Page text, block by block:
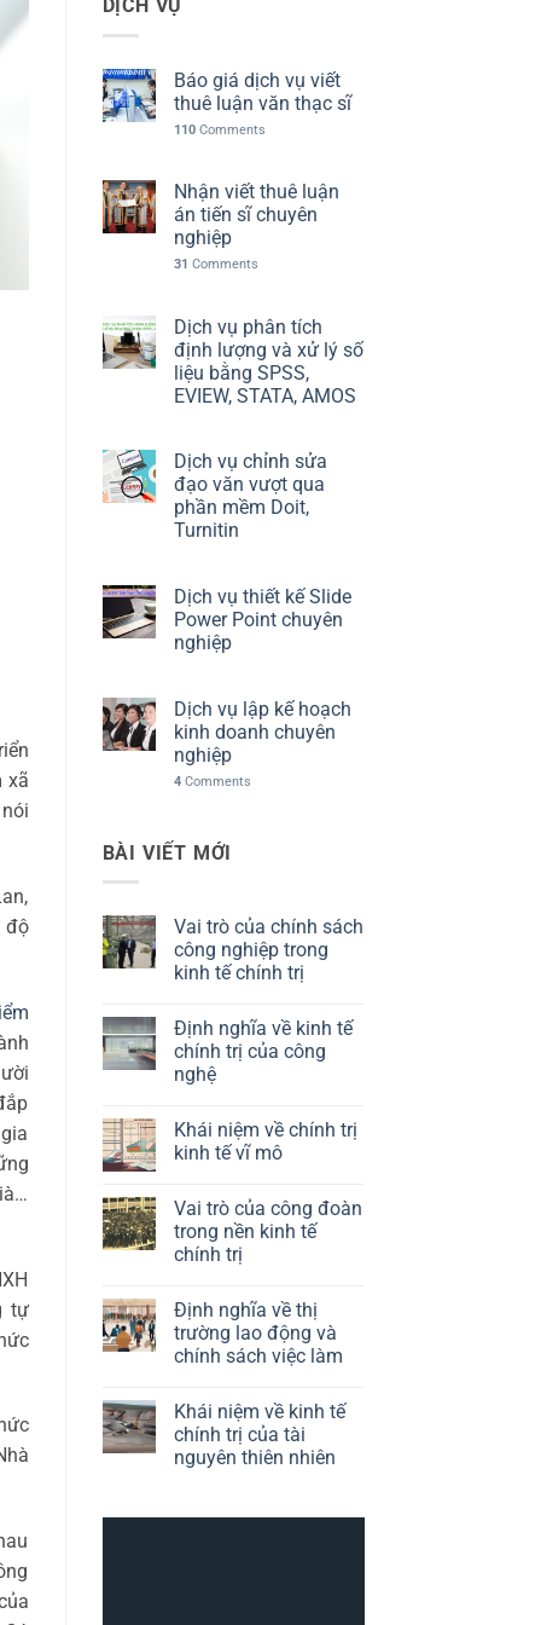
xã
độ
tự
DỊCH VỤ
Báo giá dịch vụ viết
thuê luận văn thạc sĩ
110Comments
Nhận viết thuê luận
án tiến sĩ chuyên
nghiệp
31 Comments
Dịch vụ phân tích
định lượng và xử lý số
liệu bằng SPSS,
EVIEW, STATA, AMOS
Dịch vụ chỉnh sửa
đạo văn vượt qua
phần mềm Doit,
Turnitin
Dịch vụ thiết kế Slide
Power Point chuyên
nghiệp
Dịch vụ lập kế hoạch
kinh doanh chuyên
nghiệp
4Comments
BÀI VIẾT MỚI
Vai trò của chính sách
công nghiệp trong
kinh tế chính trị
bình
luận
ở
Vai
chính
sách
công
kinh
tế
chính
trị
Định nghĩa về kinh tế
chính trị của công
nghệ
bình
luận
ở
về
kinh
tế
chính
công
nghệ
Khái niệm về chính trị
kinh tế vĩ mô
bình
luận
ở
Khái
chính
trị
kinh
tế
vĩ
Vai trò của công đoàn
trong nền kinh tế
chính trị
bình
luận
ở
Vai
công
đoàn
trong
nền
kinh
trị
Định nghĩa về thị
trường lao động và
chính sách việc làm
bình
luận
ở
Định
trường
Khái niệm về kinh tế
chính trị của tài
nguyên thiên nhiên
bình